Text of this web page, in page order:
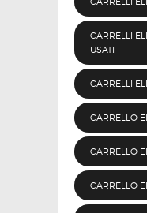
CARRELLI
USATI
CARRELLI
CARRELLO
CARRELLO
CARRELLO